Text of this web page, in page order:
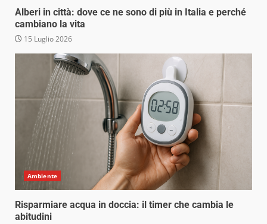
Alberi in città: dove ce ne sono di più in Italia e perché
cambiano la vita
15 Luglio 2026
Ambiente
Risparmiare acqua in doccia: il timer che cambia le
abitudini